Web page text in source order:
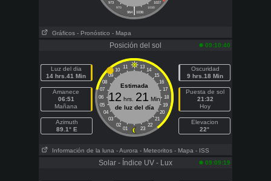
973
1027
970
1030
|
964 1036
Gráficos - Pronóstico - Mapa
Posición del sol 09:10:40
Luz del dia
14 hrs.41 Min
Amanece
06:51
Mañana
Azimuth
89.1° E
11 13
10
14
09
15
08
16
07
17
06
18
05
19
04
20
03
21
02
22
01 23
Estimada
12 hrs. 21 Min
de luz del día
Oscuridad
9 hrs.18 Min
Puesta de sol
21:32
Hoy
Elevacion
22°
Información de la luna - Aurora - Meteoritos - Mapa - ISS
Solar - Índice UV - Lux 09:09:19